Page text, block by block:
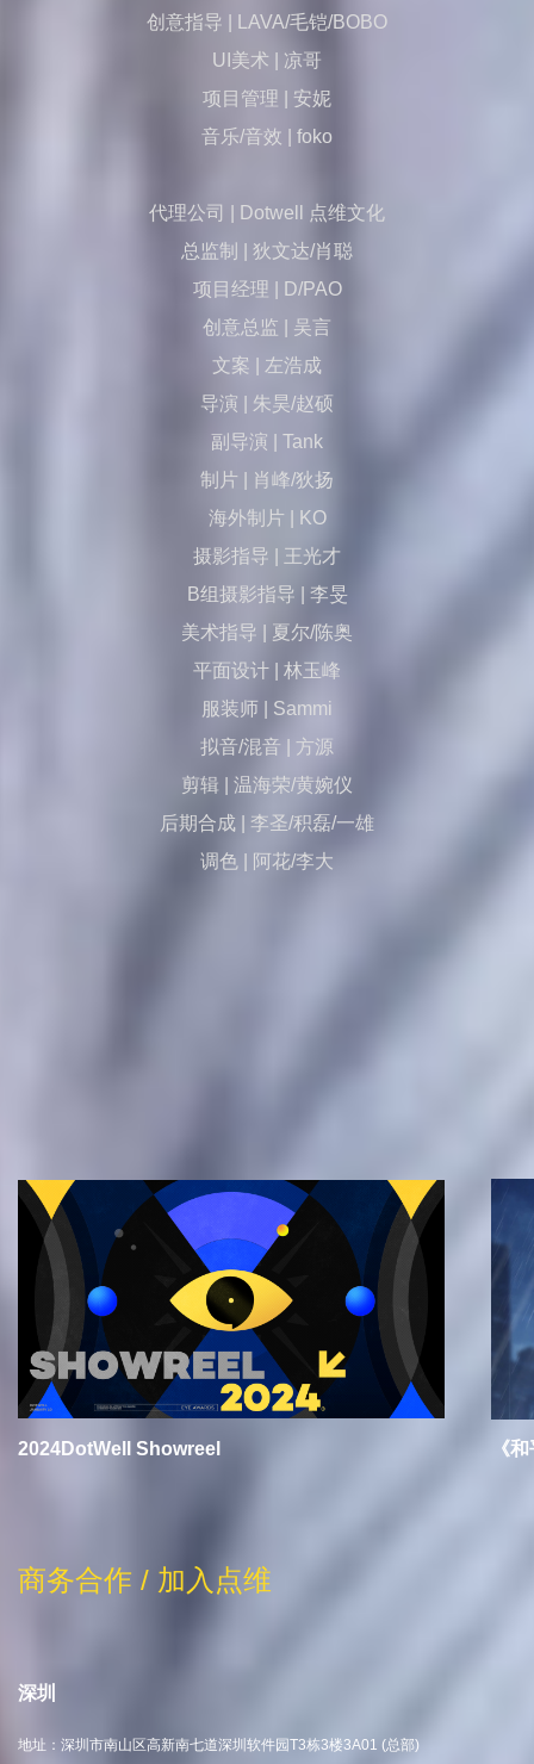
创意指导 | LAVA/毛铠/BOBO
UI美术 | 凉哥
项目管理 | 安妮
音乐/音效 | foko
代理公司 | Dotwell 点维文化
总监制 | 狄文达/肖聪
项目经理 | D/PAO
创意总监 | 吴言
文案 | 左浩成
导演 | 朱昊/赵硕
副导演 | Tank
制片 | 肖峰/狄扬
海外制片 | KO
摄影指导 | 王光才
B组摄影指导 | 李旻
美术指导 | 夏尔/陈奥
平面设计 | 林玉峰
服装师 | Sammi
拟音/混音 | 方源
剪辑 | 温海荣/黄婉仪
后期合成 | 李圣/积磊/一雄
调色 | 阿花/李大
2024DotWell Showreel 《
商务合作 / 加入点维
深圳
地址：深圳市南山区高新南七道深圳软件园T3栋3楼3A01 (总部)